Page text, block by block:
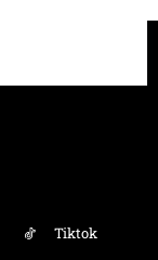
Tiktok